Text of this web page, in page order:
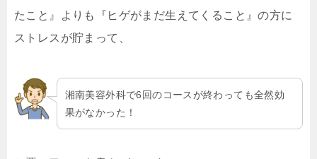
たこと』よりも『ヒゲがまだ生えてくること』の方に
ストレスが貯まって、
湘南美容外科で6回のコースが終わっても全然効
果がなかった！